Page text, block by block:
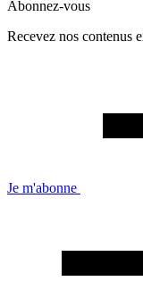
Abonnez-vous
Recevez nos contenus
Je m'abonne